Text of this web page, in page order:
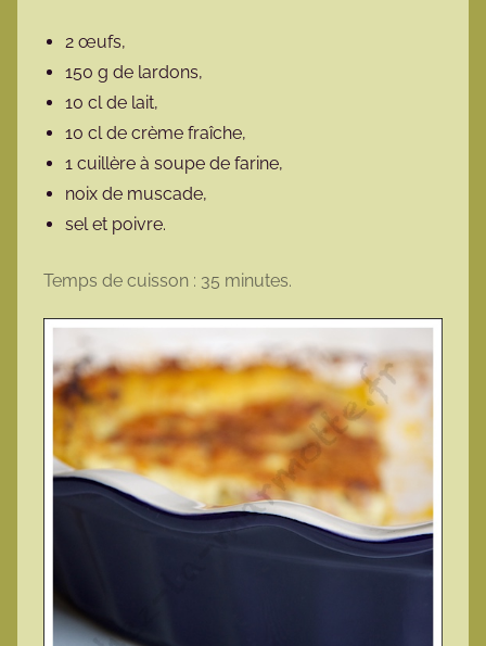
2 œufs,
150 g de lardons,
10 cl de lait,
10 cl de crème fraîche,
1 cuillère à soupe de farine,
noix de muscade,
sel et poivre.
Temps de cuisson : 35 minutes.